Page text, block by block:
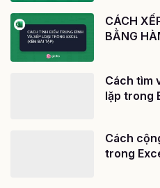
CÁCH
BẰNG
Cách tìm
lặp trong
Cách
trong